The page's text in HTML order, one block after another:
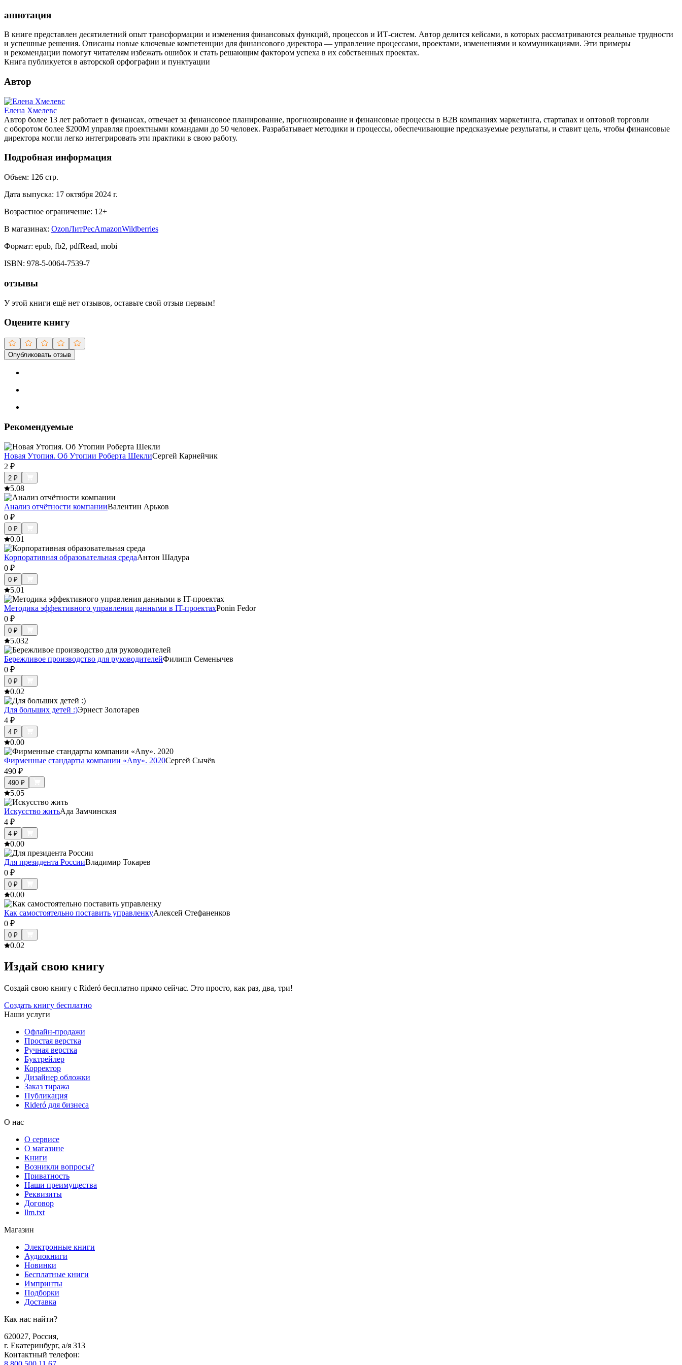
аннотация
В книге представлен десятилетний опыт трансформации и изменения финансовых функций, процессов и ИТ-систем. Автор делится кейсами, в которых рассматриваются реальные трудности
и успешные решения. Описаны новые ключевые компетенции для финансового директора — управление процессами, проектами, изменениями и коммуникациями. Эти примеры
и рекомендации помогут читателям избежать ошибок и стать решающим фактором успеха в их собственных проектах.
Книга публикуется в авторской орфографии и пунктуации
Автор
Елена Хмелевс
Автор более 13 лет работает в финансах, отвечает за финансовое планирование, прогнозирование и финансовые процессы в B2B компаниях маркетинга, стартапах и оптовой торговли
с оборотом более $200М управляя проектными командами до 50 человек. Разрабатывает методики и процессы, обеспечивающие предсказуемые результаты, и ставит цель, чтобы финансовые
директора могли легко интегрировать эти практики в свою работу.
Подробная информация
Объем: 126 стр.
Дата выпуска: 17 октября 2024 г.
Возрастное ограничение: 12+
В магазинах: OzonЛитРесAmazonWildberries
Формат: epub, fb2, pdfRead, mobi
ISBN: 978-5-0064-7539-7
отзывы
У этой книги ещё нет отзывов, оставьте свой отзыв первым!
Оцените книгу
Опубликовать отзыв
Рекомендуемые
Новая Утопия. Об Утопии Роберта ШеклиСергей Карнейчик
2 ₽
2 ₽
5.08
Анализ отчётности компанииВалентин Арьков
0 ₽
0 ₽
0.01
Корпоративная образовательная средаАнтон Шадура
0 ₽
0 ₽
5.01
Методика эффективного управления данными в IT-проектахPonin Fedor
0 ₽
0 ₽
5.032
Бережливое производство для руководителейФилипп Семенычев
0 ₽
0 ₽
0.02
Для больших детей :)Эрнест Золотарев
4 ₽
4 ₽
0.00
Фирменные стандарты компании «Any». 2020Сергей Сычёв
490 ₽
490 ₽
5.05
Искусство житьАда Замчинская
4 ₽
4 ₽
0.00
Для президента РоссииВладимир Токарев
0 ₽
0 ₽
0.00
Как самостоятельно поставить управленкуАлексей Стефаненков
0 ₽
0 ₽
0.02
Издай свою книгу
Создай свою книгу с Rideró бесплатно прямо сейчас. Это просто, как раз, два, три!
Создать книгу бесплатно
Наши услуги
Офлайн-продажи
Простая верстка
Ручная верстка
Буктрейлер
Корректор
Дизайнер обложки
Заказ тиража
Публикация
Rideró для бизнеса
О нас
О сервисе
О магазине
Книги
Возникли вопросы?
Приватность
Наши преимущества
Реквизиты
Договор
llm.txt
Магазин
Электронные книги
Аудиокниги
Новинки
Бесплатные книги
Импринты
Подборки
Доставка
Как нас найти?
620027, Россия,
г. Екатеринбург, а/я 313
Контактный телефон: